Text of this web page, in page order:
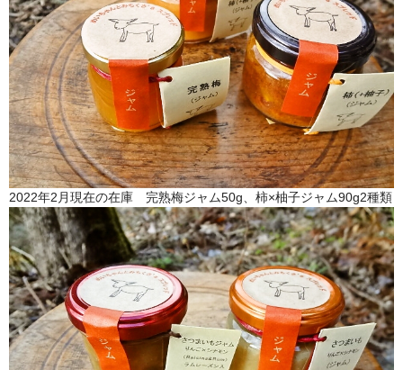
2022年2月現在の在庫 完熟梅ジャム50g、柿×柚子ジャム90g2種類